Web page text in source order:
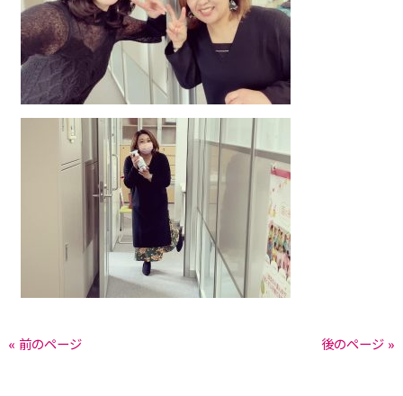
« 前のページ 後のページ »